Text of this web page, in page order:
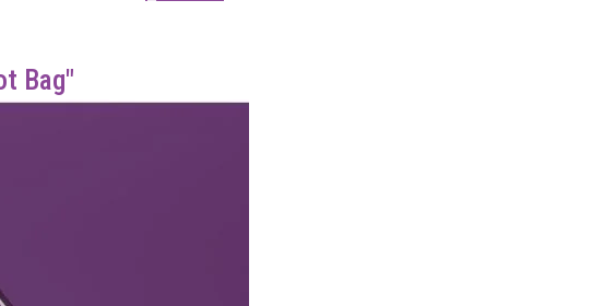
Bag"